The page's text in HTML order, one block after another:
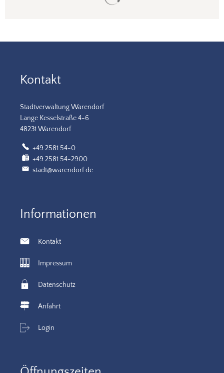
Kontakt
Stadtverwaltung Warendorf
Lange Kesselstraße 4-6
48231 Warendorf
+49 2581 54-0
+49 2581 54-2900
stadt@warendorf.de
Informationen
Kontakt
Impressum
Datenschutz
Anfahrt
Login